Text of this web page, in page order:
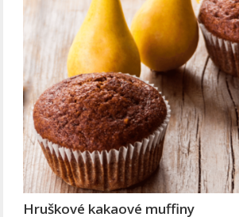
Hruškové kakaové muffiny